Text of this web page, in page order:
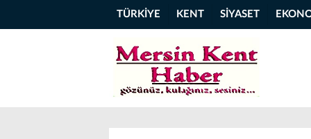
TÜRKİYE KENT SİYASET